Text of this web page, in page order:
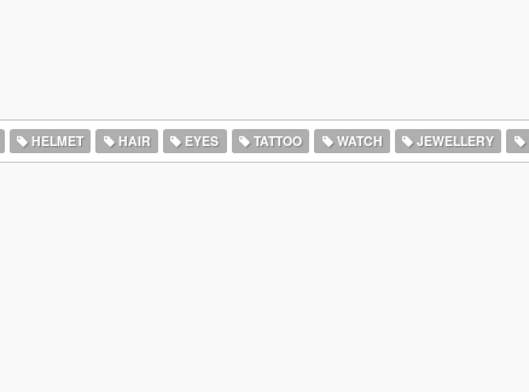
HELMET HAIR EYES TATTOO WATCH JEWELLERY